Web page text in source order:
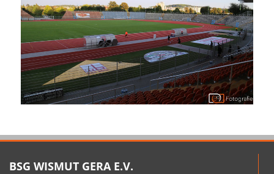
BSG WISMUT GERA E.V.